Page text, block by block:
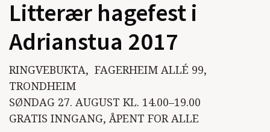
Litterær hagefest i
Adrianstua 2017
RINGVEBUKTA, FAGERHEIM ALLÉ 99,
TRONDHEIM
SØNDAG 27. AUGUST KL. 14.00–19.00
GRATIS INNGANG, ÅPENT FOR ALLE